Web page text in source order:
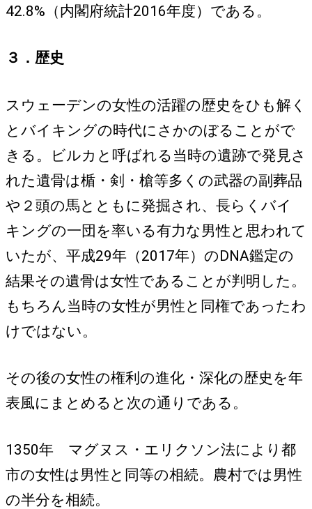
42.8%（内閣府統計2016年度）である。
３．歴史
スウェーデンの女性の活躍の歴史をひも解く
とバイキングの時代にさかのぼることがで
きる。ビルカと呼ばれる当時の遺跡で発見さ
れた遺骨は楯・剣・槍等多くの武器の副葬品
や２頭の馬とともに発掘され、長らくバイ
キングの一団を率いる有力な男性と思われて
いたが、平成29年（2017年）のDNA鑑定の
結果その遺骨は女性であることが判明した。
もちろん当時の女性が男性と同権であったわ
けではない。
その後の女性の権利の進化・深化の歴史を年
表風にまとめると次の通りである。
1350年 マグヌス・エリクソン法により都
市の女性は男性と同等の相続。農村では男性
の半分を相続。